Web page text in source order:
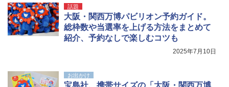
話題
大阪・関西万博パビリオン予約ガイド。
総枠数や当選率を上げる方法をまとめて
紹介、予約なしで楽しむコツも
2025年7月10日
お出かけ
宝島社、携帯サイズの「大阪・関西万博